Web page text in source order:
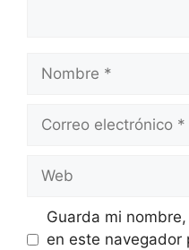
Nombre
Correo
Web
Guarda mi
en este navegador